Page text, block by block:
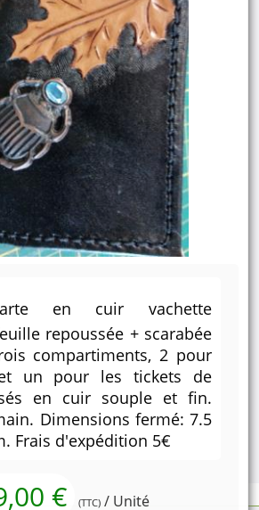
en cuir vachette
repoussée + scarabée
compartiments, 2 pour
un pour les tickets de
en cuir souple et fin.
Dimensions fermé: 7.5
Frais d'expédition 5€
€ (TTC) / Unité